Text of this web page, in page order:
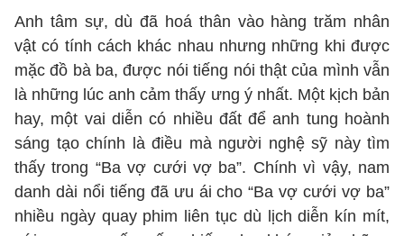
Anh tâm sự, dù đã hoá thân vào hàng trăm nhân
vật có tính cách khác nhau nhưng những khi được
mặc đồ bà ba, được nói tiếng nói thật của mình vẫn
là những lúc anh cảm thấy ưng ý nhất. Một kịch bản
hay, một vai diễn có nhiều đất để anh tung hoành
sáng tạo chính là điều mà người nghệ sỹ này tìm
thấy trong “Ba vợ cưới vợ ba”. Chính vì vậy, nam
danh dài nổi tiếng đã ưu ái cho “Ba vợ cưới vợ ba”
nhiều ngày quay phim liên tục dù lịch diễn kín mít,